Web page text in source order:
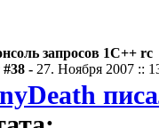
запросов 1С++ rc
- 27. Ноября 2007 ::